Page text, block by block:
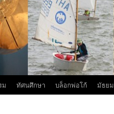
ม ทัศนศึกษา บล็อกพ่อโก้ มัธยม